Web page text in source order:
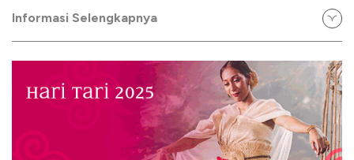
Informasi Selengkapnya